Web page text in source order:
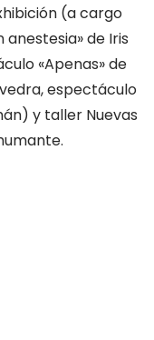
(a cargo
anestesia» de Iris
«Apenas» de
espectáculo
y taller Nuevas